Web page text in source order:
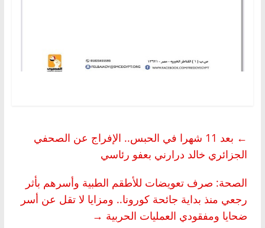
←
بعد 11 شهرا في الحبس.. الإفراج عن الصحفي
الجزائري خالد درارني بعفو رئاسي
الصحة: صرف تعويضات للأطقم الطبية وأسرهم بأثر
رجعي منذ بداية جائحة كورونا.. ومزايا لا تقل عن أسر
ضحايا ومفقودي العمليات الحربية →